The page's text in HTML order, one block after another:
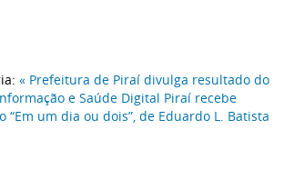
« Prefeitura de Piraí divulga resultado do
e Saúde Digital Piraí recebe
“Em um dia ou dois”, de Eduardo L. Batista